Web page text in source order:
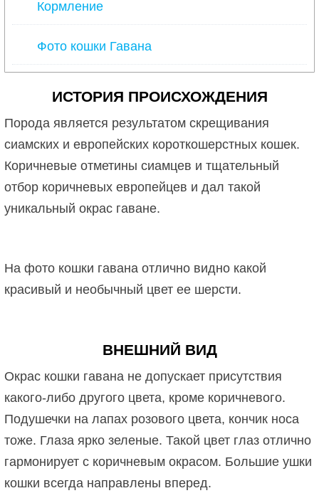
Кормление
Фото кошки Гавана
ИСТОРИЯ ПРОИСХОЖДЕНИЯ
Порода является результатом скрещивания
сиамских и европейских короткошерстных кошек.
Коричневые отметины сиамцев и тщательный
отбор коричневых европейцев и дал такой
уникальный окрас гаване.
На фото кошки гавана отлично видно какой
красивый и необычный цвет ее шерсти.
ВНЕШНИЙ ВИД
Окрас кошки гавана не допускает присутствия
какого-либо другого цвета, кроме коричневого.
Подушечки на лапах розового цвета, кончик носа
тоже. Глаза ярко зеленые. Такой цвет глаз отлично
гармонирует с коричневым окрасом. Большие ушки
кошки всегда направлены вперед.